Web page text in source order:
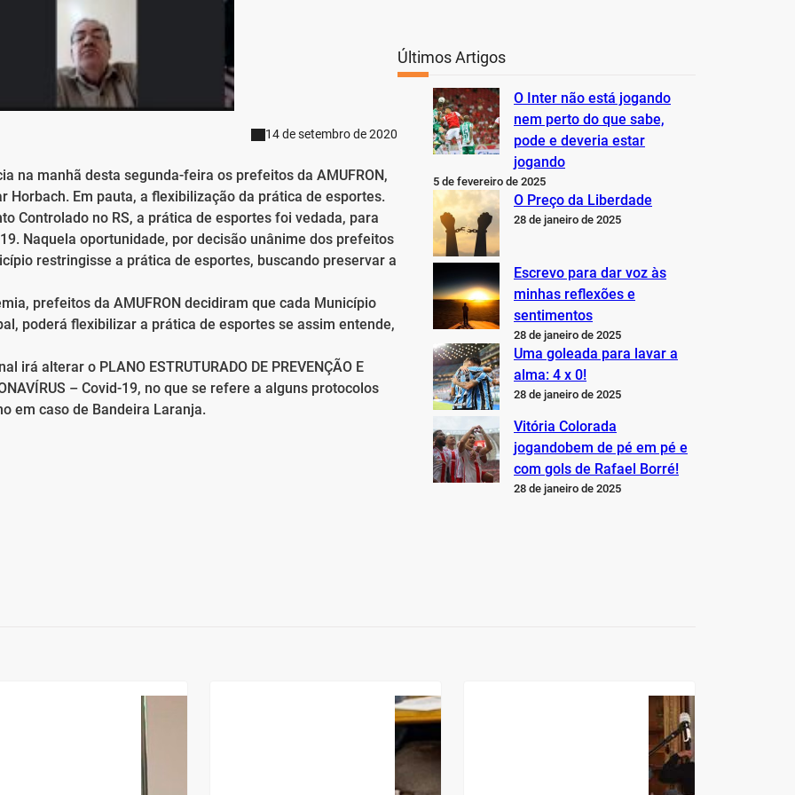
14 de setembro de 2020
na manhã desta segunda-feira os prefeitos da AMUFRON,
Em pauta, a flexibilização da prática de esportes.
Controlado no RS, a prática de esportes foi vedada, para
Naquela oportunidade, por decisão unânime dos prefeitos
restringisse a prática de esportes, buscando preservar a
prefeitos da AMUFRON decidiram que cada Município
poderá flexibilizar a prática de esportes se assim entende,
alterar o PLANO ESTRUTURADO DE PREVENÇÃO E
– Covid-19, no que se refere a alguns protocolos
em caso de Bandeira Laranja.
Últimos Artigos
O Inter não está jogando
nem perto do que sabe,
pode e deveria estar
jogando
5 de fevereiro de 2025
O Preço da Liberdade
28 de janeiro de 2025
Escrevo para dar voz às
minhas reflexões e
sentimentos
28 de janeiro de 2025
Uma goleada para lavar a
alma: 4 x 0!
28 de janeiro de 2025
Vitória Colorada
jogandobem de pé em pé e
com gols de Rafael Borré!
28 de janeiro de 2025